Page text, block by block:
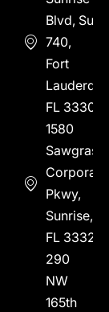
Blvd, Suite
740,
Fort
FL 33304
1580
Sawgrass
Corporate
Pkwy,
Sunrise,
FL 33323
290
NW
165th